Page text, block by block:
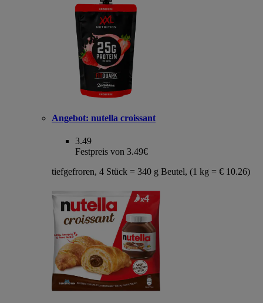
Angebot: nutella croissant
3.49
Festpreis von 3.49€
tiefgefroren, 4 Stück = 340 g Beutel, (1 kg = € 10.26)